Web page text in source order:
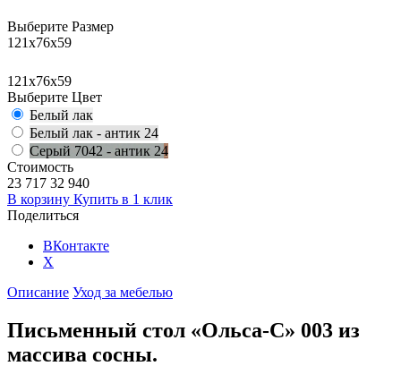
Выберите Размер
121x76x59
121x76x59
Выберите Цвет
Белый лак
Белый лак - антик 24
Серый 7042 - антик 24
Стоимость
23 717 32 940
В корзину Купить в 1 клик
Поделиться
ВКонтакте
X
Описание Уход за мебелью
Письменный стол «Ольса-С» 003 из
массива сосны.